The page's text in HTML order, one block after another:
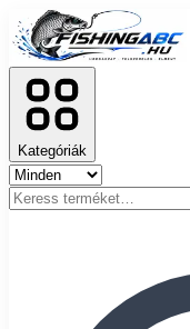
Kategóriák